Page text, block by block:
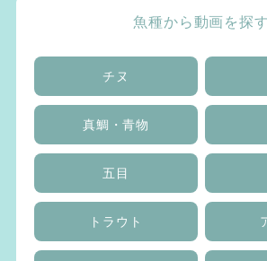
魚種から動画を探す
チヌ
真鯛・青物
五目
トラウト